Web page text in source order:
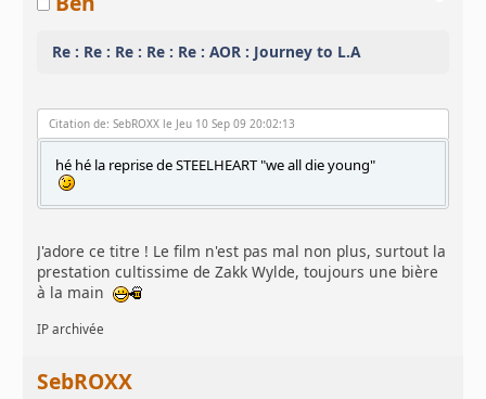
Re : Re : Re : Re : Re : AOR : Journey to L.A
Citation de: SebROXX le Jeu 10 Sep 09 20:02:13
hé hé la reprise de STEELHEART "we all die young"
J'adore ce titre ! Le film n'est pas mal non plus, surtout la
prestation cultissime de Zakk Wylde, toujours une bière
à la main
IP archivée
SebROXX